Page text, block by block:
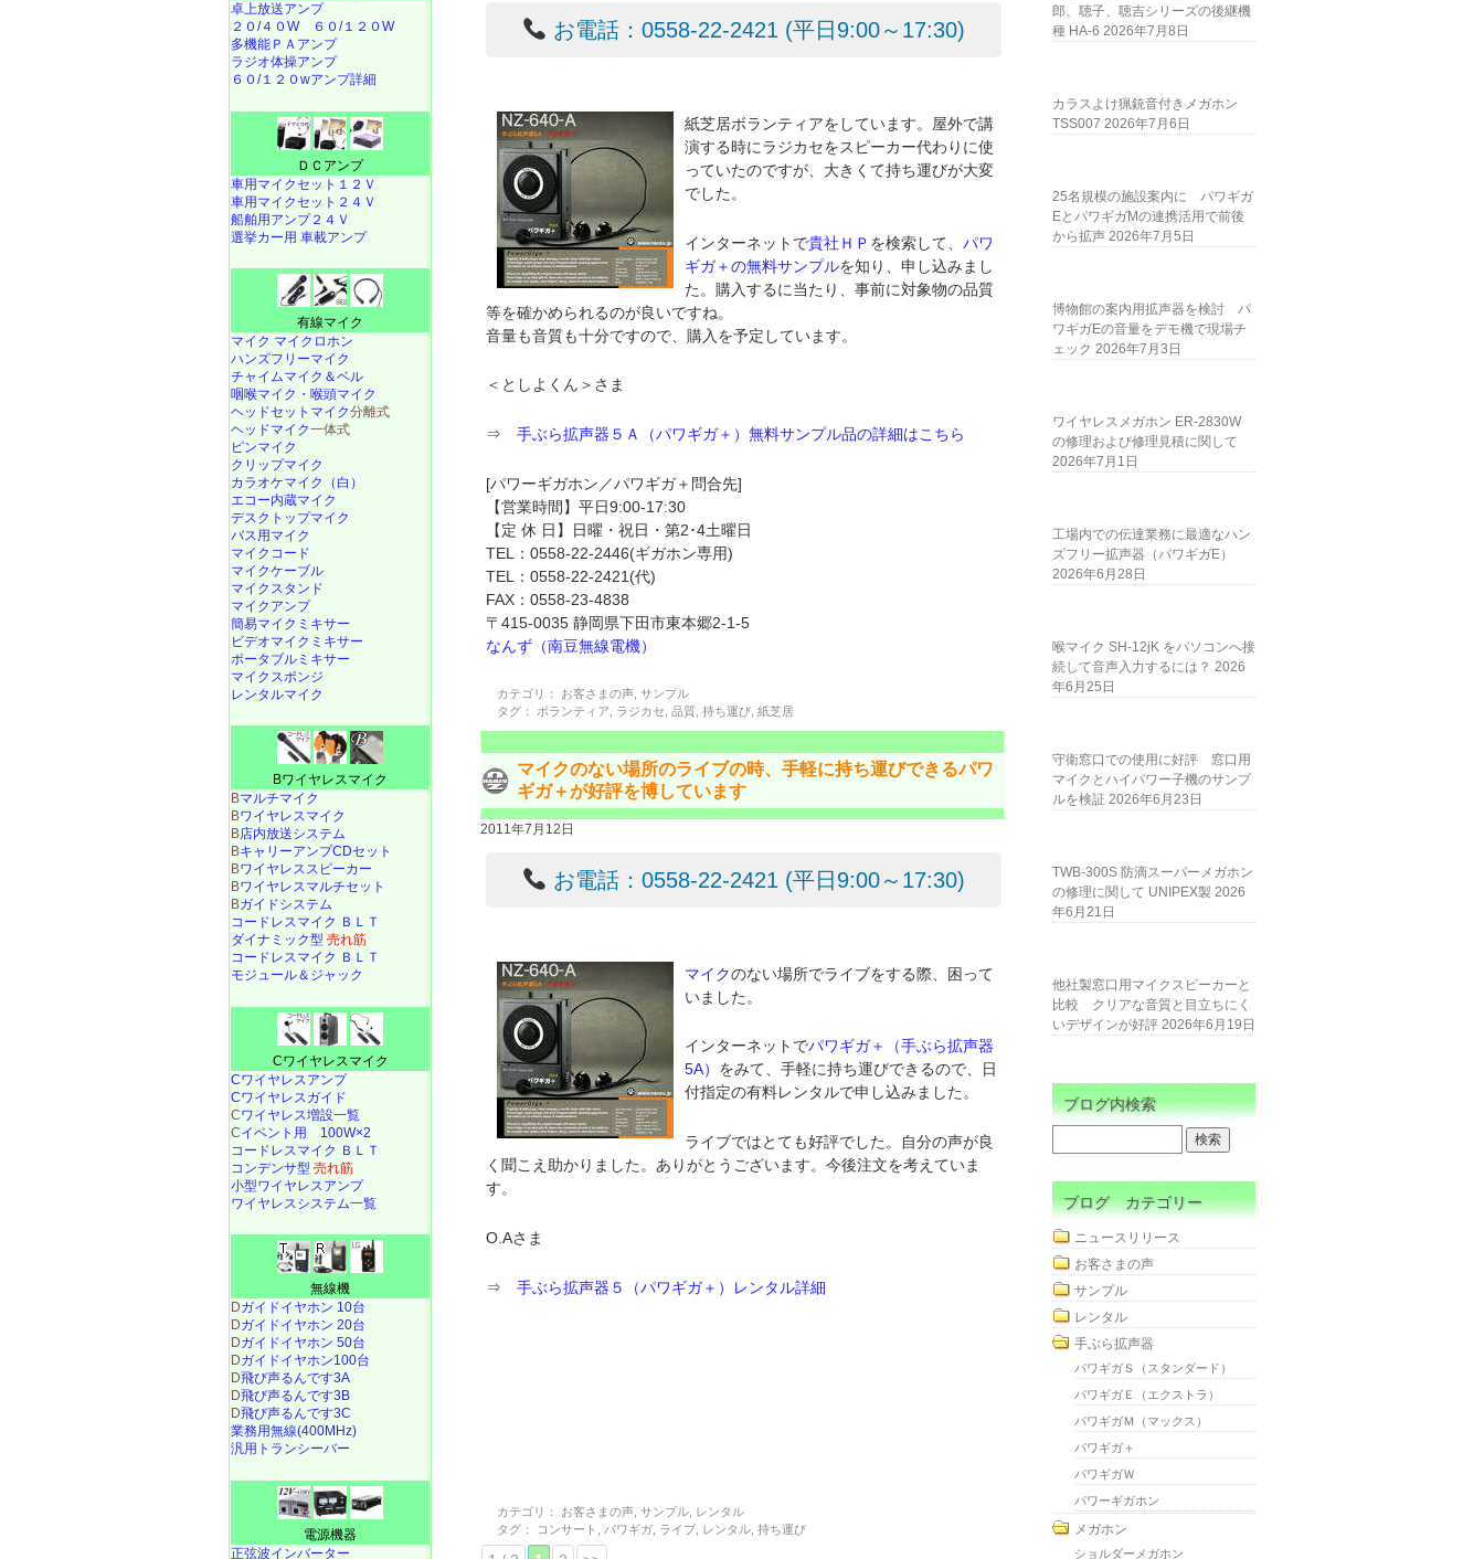
お電話：0558-22-2421 (平日9:00～17:30)
紙芝居ボランティアをしています。屋外で講
演する時にラジカセをスピーカー代わりに使
っていたのですが、大きくて持ち運びが大変
でした。
インターネットで貴社ＨＰ を検索して、パワ
ギガ＋の無料サンプルを知り、申し込みまし
た。購入するに当たり、事前に対象物の品質
等を確かめられるのが良いですね。
音量も音質も十分ですので、購入を予定しています。
＜としよくん＞さま
⇒手ぶら拡声器５Ａ（パワギガ＋）無料サンプル品の詳細はこちら
[パワーギガホン／パワギガ＋問合先]
【営業時間】平日9:00-17:30
【定 休 日】日曜・祝日・第2･4土曜日
TEL：0558-22-2446(ギガホン専用)
TEL：0558-22-2421(代)
FAX：0558-23-4838
〒415-0035 静岡県下田市東本郷2-1-5
なんず（南豆無線電機）
カテゴリ： お客さまの声 サンプル
タグ：
ボランティア ラジカセ ,品質 ,持ち運び ,紙芝居
マイクのない場所のライブの時、手軽に持ち運びできるパワ
ギガ＋が好評を博しています
2011年7月12日
お電話：0558-22-2421 (平日9:00～17:30)
マイクのない場所でライブをする際、困って
いました。
インターネットでパワギガ＋（手ぶら拡声器
5A） をみて、手軽に持ち運びできるので、日
付指定の有料レンタルで申し込みました。
ライブではとても好評でした。自分の声が良
く聞こえ助かりました。ありがとうございます。今後注文を考えていま
す。
O.Aさま
⇒手ぶら拡声器５（パワギガ＋）レンタル詳細
カテゴリ： お客さまの声 サンプル レンタル
タグ：
コンサート パワギガ ライブ レンタル ,持ち運び
卓上放送アンプ
２０/４０W
６０/１２０W
多機能ＰＡアンプ
ラジオ体操アンプ
６０/１２０wアンプ詳細
ＤＣアンプ
車用マイクセット１２Ｖ
車用マイクセット２４Ｖ
船舶用アンプ２４Ｖ
選挙カー用 車載アンプ
有線マイク
マイク マイクロホン
ハンズフリーマイク
チャイムマイク＆ベル
咽喉マイク・喉頭マイク
ヘッドセットマイク分離式
ヘッドマイク一体式
ピンマイク
クリップマイク
カラオケマイク（白）
エコー内蔵マイク
デスクトップマイク
バス用マイク
マイクコード
マイクケーブル
マイクスタンド
マイクアンプ
簡易マイクミキサー
ビデオマイクミキサー
ポータブルミキサー
マイクスポンジ
レンタルマイク
Bワイヤレスマイク
Bマルチマイク
Bワイヤレスマイク
B店内放送システム
BキャリーアンプCDセット
Bワイヤレススピーカー
Bワイヤレスマルチセット
Bガイドシステム
コードレスマイク ＢＬＴ
ダイナミック型 売れ筋
コードレスマイク ＢＬＴ
モジュール＆ジャック
Cワイヤレスマイク
Cワイヤレスアンプ
Cワイヤレスガイド
Cワイヤレス増設一覧
Cイベント用 100W×2
コードレスマイク ＢＬＴ
コンデンサ型 売れ筋
小型ワイヤレスアンプ
ワイヤレスシステム一覧
無線機
Dガイドイヤホン 10台
Dガイドイヤホン 20台
Dガイドイヤホン 50台
Dガイドイヤホン100台
D飛び声るんです3A
D飛び声るんです3B
D飛び声るんです3C
業務用無線(400MHz)
汎用トランシーバー
電源機器
正弦波インバーター
郎、聴子、聴吉シリーズの後継機
種 HA-6 2026年7月8日
カラスよけ猟銃音付きメガホン
TSS007 2026年7月6日
25名規模の施設案内に パワギガ
EとパワギガMの連携活用で前後
から拡声 2026年7月5日
博物館の案内用拡声器を検討 パ
ワギガEの音量をデモ機で現場チ
ェック 2026年7月3日
ワイヤレスメガホン ER-2830W
の修理および修理見積に関して
2026年7月1日
工場内での伝達業務に最適なハン
ズフリー拡声器（パワギガE）
2026年6月28日
喉マイク SH-12jK をパソコンへ接
続して音声入力するには？ 2026
年6月25日
守衛窓口での使用に好評 窓口用
マイクとハイパワー子機のサンプ
ルを検証 2026年6月23日
TWB-300S 防滴スーパーメガホン
の修理に関して UNIPEX製 2026
年6月21日
他社製窓口用マイクスピーカーと
比較 クリアな音質と目立ちにく
いデザインが好評 2026年6月19日
ブログ内検索
ブログ カテゴリー
ニュースリリース
お客さまの声
サンプル
レンタル
手ぶら拡声器
パワギガＳ（スタンダード）
パワギガＥ（エクストラ）
パワギガＭ（マックス）
パワギガ＋
パワギガＷ
パワーギガホン
メガホン
ショルダーメガホン